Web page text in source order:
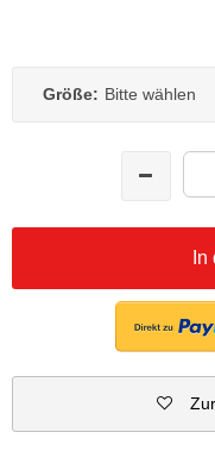
Größe: Bitte wählen